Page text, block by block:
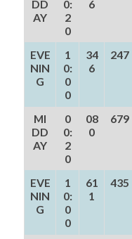
DD
AY
0:
2
0
6
EVE
NIN
G
1
0:
0
0
34
6
247
MI
DD
AY
0
0:
2
0
08
0
679
EVE
NIN
G
1
0:
0
0
61
1
435